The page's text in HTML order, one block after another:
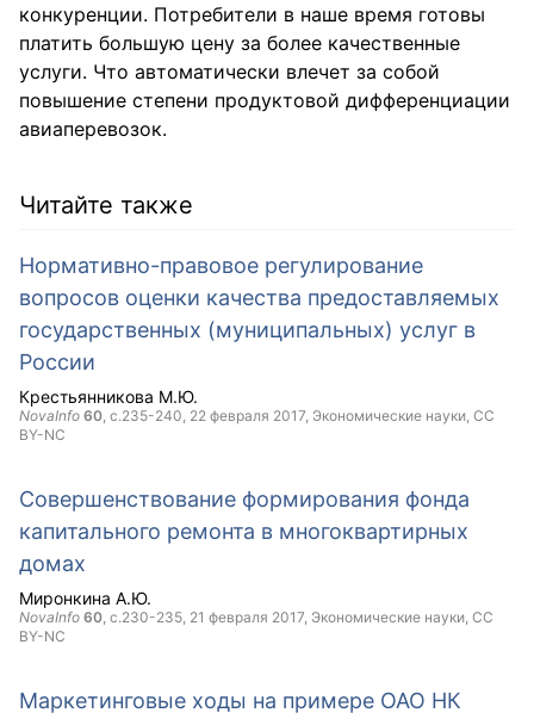
конкуренции. Потребители в наше время готовы
платить большую цену за более качественные
услуги. Что автоматически влечет за собой
повышение степени продуктовой дифференциации
авиаперевозок.
Читайте также
Нормативно-правовое регулирование
вопросов оценки качества предоставляемых
государственных (муниципальных) услуг в
России
Крестьянникова М.Ю.
NovaInfo 60, с.235-240, 22 февраля 2017, Экономические науки, CC
BY-NC
Совершенствование формирования фонда
капитального ремонта в многоквартирных
домах
Миронкина А.Ю.
NovaInfo 60, с.230-235, 21 февраля 2017, Экономические науки, CC
BY-NC
Маркетинговые ходы на примере ОАО НК